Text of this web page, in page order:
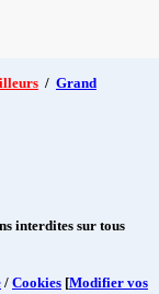
/ Grand
interdites sur tous
/ Cookies [Modifier vos